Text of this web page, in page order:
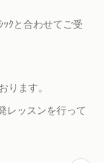
ｯｸと合わせてご受
ります。
レッスンを行って